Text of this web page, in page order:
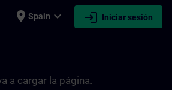
place Spain expand_more login Iniciar sesión
a cargar la página.